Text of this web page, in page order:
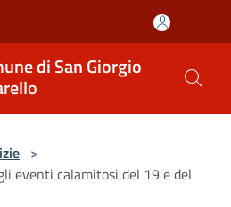
di San Giorgio
>
eventi calamitosi del 19 e del